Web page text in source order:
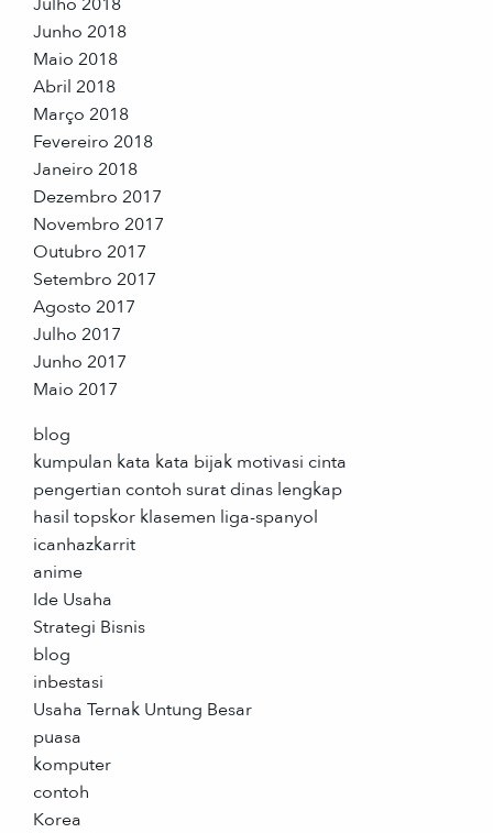
Junho 2018
Maio 2018
Abril 2018
Março 2018
Fevereiro 2018
Janeiro 2018
Dezembro 2017
Novembro 2017
Outubro 2017
Setembro 2017
Agosto 2017
Julho 2017
Junho 2017
Maio 2017
blog
kumpulan kata kata bijak motivasi cinta
pengertian contoh surat dinas lengkap
hasil topskor klasemen liga-spanyol
icanhazkarrit
anime
Ide Usaha
Strategi Bisnis
blog
inbestasi
Usaha Ternak Untung Besar
puasa
komputer
contoh
Korea